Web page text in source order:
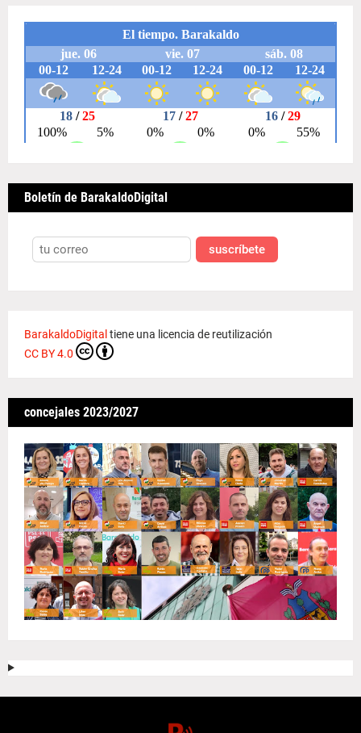
Boletín de BarakaldoDigital
suscríbete
BarakaldoDigital tiene una licencia de reutilización
CC BY 4.0
concejales 2023/2027